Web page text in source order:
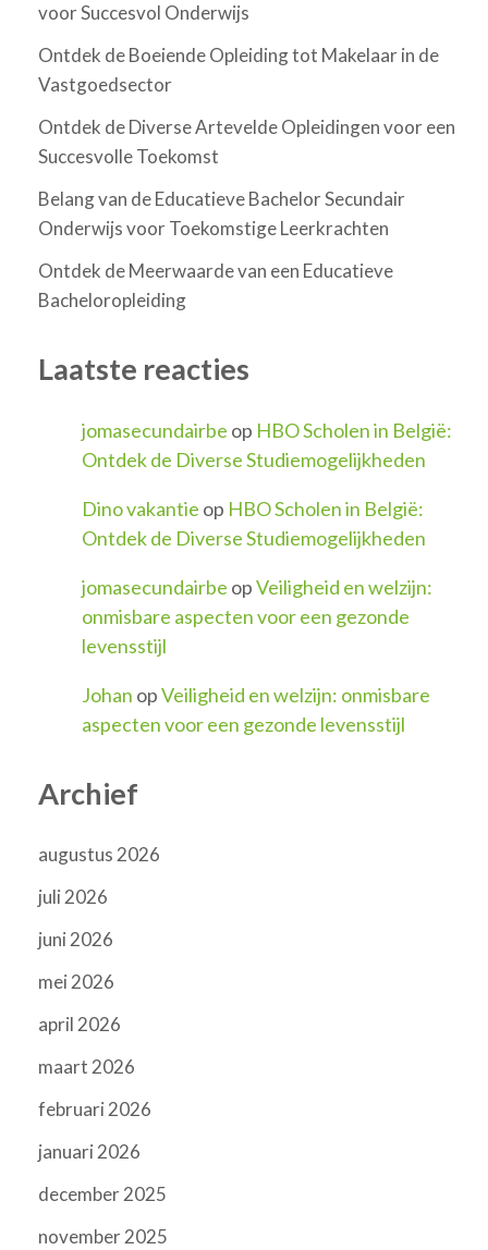
voor Succesvol Onderwijs
Ontdek de Boeiende Opleiding tot Makelaar in de
Vastgoedsector
Ontdek de Diverse Artevelde Opleidingen voor een
Succesvolle Toekomst
Belang van de Educatieve Bachelor Secundair
Onderwijs voor Toekomstige Leerkrachten
Ontdek de Meerwaarde van een Educatieve
Bacheloropleiding
Laatste reacties
jomasecundairbe op HBO Scholen in België:
Ontdek de Diverse Studiemogelijkheden
Dino vakantie op HBO Scholen in België:
Ontdek de Diverse Studiemogelijkheden
jomasecundairbe opVeiligheid en welzijn:
onmisbare aspecten voor een gezonde
levensstijl
Johan opVeiligheid en welzijn: onmisbare
aspecten voor een gezonde levensstijl
Archief
augustus 2026
juli 2026
juni 2026
mei 2026
april 2026
maart 2026
februari 2026
januari 2026
december 2025
november 2025